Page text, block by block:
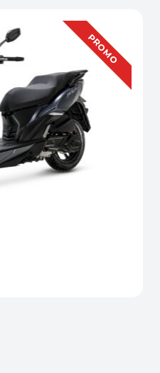
OFFERTA
PROMO